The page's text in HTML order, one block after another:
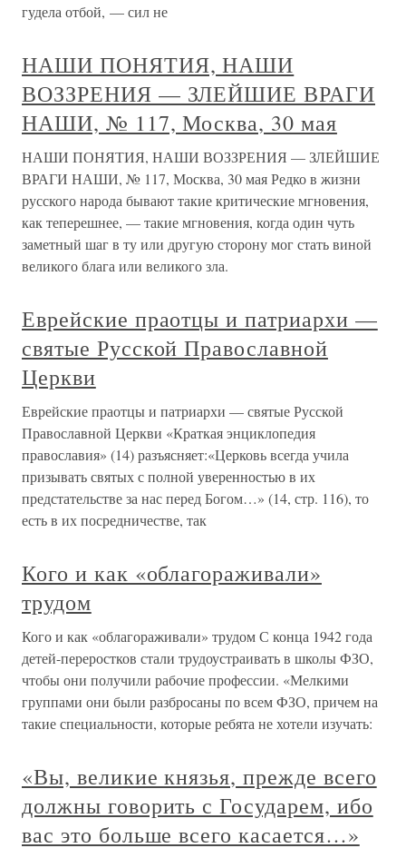
гудела отбой, — сил не
НАШИ ПОНЯТИЯ, НАШИ
ВОЗЗРЕНИЯ — ЗЛЕЙШИЕ ВРАГИ
НАШИ, № 117, Москва, 30 мая
НАШИ ПОНЯТИЯ, НАШИ ВОЗЗРЕНИЯ — ЗЛЕЙШИЕ
ВРАГИ НАШИ, № 117, Москва, 30 мая Редко в жизни
русского народа бывают такие критические мгновения,
как теперешнее, — такие мгновения, когда один чуть
заметный шаг в ту или другую сторону мог стать виной
великого блага или великого зла.
Еврейские праотцы и патриархи —
святые Русской Православной
Церкви
Еврейские праотцы и патриархи — святые Русской
Православной Церкви «Краткая энциклопедия
православия» (14) разъясняет:«Церковь всегда учила
призывать святых с полной уверенностью в их
предстательстве за нас перед Богом…» (14, стр. 116), то
есть в их посредничестве, так
Кого и как «облагораживали»
трудом
Кого и как «облагораживали» трудом С конца 1942 года
детей-переростков стали трудоустраивать в школы ФЗО,
чтобы они получили рабочие профессии. «Мелкими
группами они были разбросаны по всем ФЗО, причем на
такие специальности, которые ребята не хотели изучать:
«Вы, великие князья, прежде всего
должны говорить с Государем, ибо
вас это больше всего касается…»